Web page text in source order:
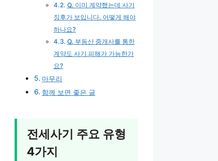
Q. 이미 계약했는데 사기
징후가 보입니다. 어떻게 해야
하나요?
Q. 부동산 중개사를 통한
계약도 사기 피해가 가능한가
요?
마무리
함께 보면 좋은 글
전세사기 주요 유형
4가지